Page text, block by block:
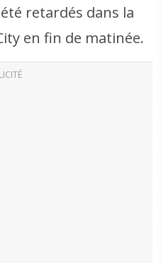
retardés dans la
en fin de matinée.